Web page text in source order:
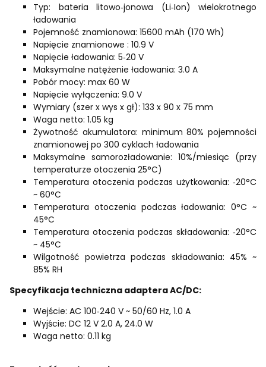
Typ: bateria litowo‑jonowa (Li‑Ion) wielokrotnego
ładowania
Pojemność znamionowa: 15600 mAh (170 Wh)
Napięcie znamionowe : 10.9 V
Napięcie ładowania: 5‑20 V
Maksymalne natężenie ładowania: 3.0 A
Pobór mocy: max 60 W
Napięcie wyłączenia: 9.0 V
Wymiary (szer x wys x gł): 133 x 90 x 75 mm
Waga netto: 1.05 kg
Żywotność akumulatora: minimum 80% pojemności
znamionowej po 300 cyklach ładowania
Maksymalne samorozładowanie: 10%/miesiąc (przy
temperaturze otoczenia 25°C)
Temperatura otoczenia podczas użytkowania: ‑20°C
~ 60°C
Temperatura otoczenia podczas ładowania: 0°C ~
45°C
Temperatura otoczenia podczas składowania: ‑20°C
~ 45°C
Wilgotność powietrza podczas składowania: 45% ~
85% RH
Specyfikacja techniczna adaptera AC/DC:
Wejście: AC 100‑240 V ~ 50/60 Hz, 1.0 A
Wyjście: DC 12 V 2.0 A, 24.0 W
Waga netto: 0.11 kg